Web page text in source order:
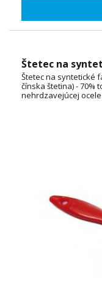
Štetec na
Štetec na syntetické
čínska štetina) - 70%
nehrdzavejúcej ocele